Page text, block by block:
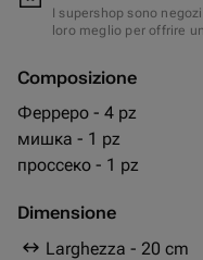
I supershop sono
loro meglio per offrire
Composizione
Ферреро - 4 pz
мишка - 1 pz
проссеко - 1 pz
Dimensione
Larghezza - 20 cm